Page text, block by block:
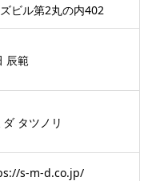
ビル第2丸の内402
辰範
ダ タツノリ
s-m-d.co.jp/